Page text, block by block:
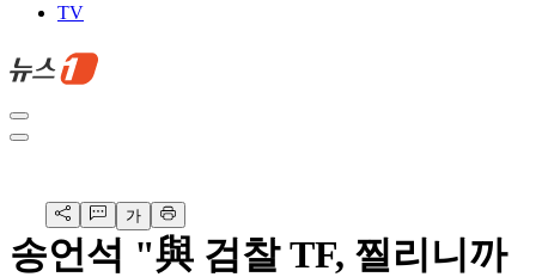
TV
가
송언석 "與 검찰 TF, 찔리니까